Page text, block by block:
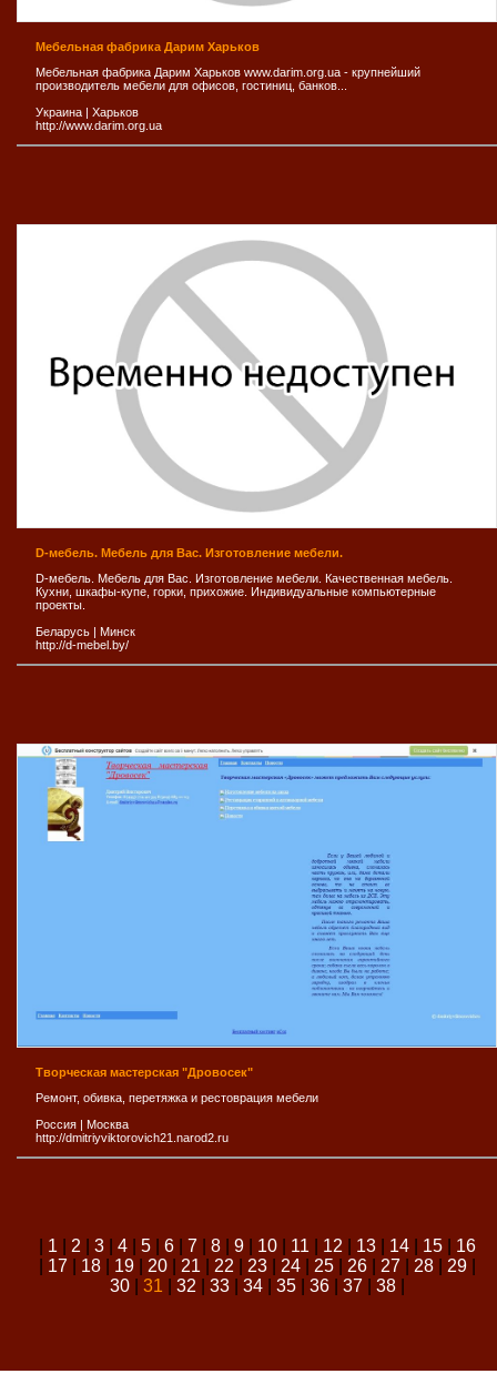
Мебельная фабрика Дарим Харьков
Мебельная фабрика Дарим Харьков www.darim.org.ua - крупнейший
производитель мебели для офисов, гостиниц, банков...
Украина
Харьков
http://www.darim.org.ua
D-мебель. Мебель для Вас. Изготовление мебели.
D-мебель. Мебель для Вас. Изготовление мебели. Качественная мебель.
Кухни, шкафы-купе, горки, прихожие. Индивидуальные компьютерные
проекты.
Беларусь | Минск
http://d-mebel.by/
Творческая мастерская "Дровосек"
Ремонт, обивка, перетяжка и рестоврация мебели
Россия | Москва
http://dmitriyviktorovich21.narod2.ru
1 2 3| 4| 5| 6| 7| 8| 9| 10| 11 12 13| 14| 15| 16
17| 18| 19| 20| 21 22 23| 24| 25| 26| 27| 28| 29|
30| 31 32 33| 34| 35| 36| 37| 38|